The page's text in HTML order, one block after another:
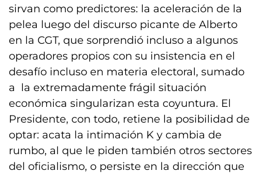
sirvan como predictores: la aceleración de la
pelea luego del discurso picante de Alberto
en la CGT, que sorprendió incluso a algunos
operadores propios con su insistencia en el
desafío incluso en materia electoral, sumado
a la extremadamente frágil situación
económica singularizan esta coyuntura. El
Presidente, con todo, retiene la posibilidad de
optar: acata la intimación K y cambia de
rumbo, al que le piden también otros sectores
del oficialismo, o persiste en la dirección que